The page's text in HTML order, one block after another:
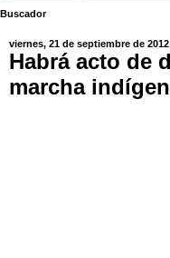
Buscador
viernes, 21 de septiembre de 2012
Habrá acto de
marcha